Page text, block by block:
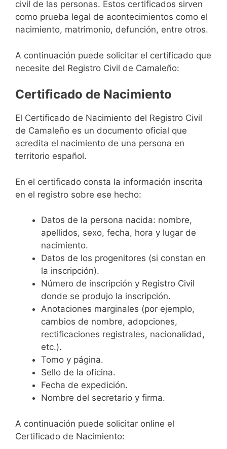
civil de las personas. Estos certificados sirven
como prueba legal de acontecimientos como el
nacimiento, matrimonio, defunción, entre otros.
A continuación puede solicitar el certificado que
necesite del Registro Civil de Camaleño:
Certificado de Nacimiento
El Certificado de Nacimiento del Registro Civil
de Camaleño es un documento oficial que
acredita el nacimiento de una persona en
territorio español.
En el certificado consta la información inscrita
en el registro sobre ese hecho:
Datos de la persona nacida: nombre,
apellidos, sexo, fecha, hora y lugar de
nacimiento.
Datos de los progenitores (si constan en
la inscripción).
Número de inscripción y Registro Civil
donde se produjo la inscripción.
Anotaciones marginales (por ejemplo,
cambios de nombre, adopciones,
rectificaciones registrales, nacionalidad,
etc.).
Tomo y página.
Sello de la oficina.
Fecha de expedición.
Nombre del secretario y firma.
A continuación puede solicitar online el
Certificado de Nacimiento: